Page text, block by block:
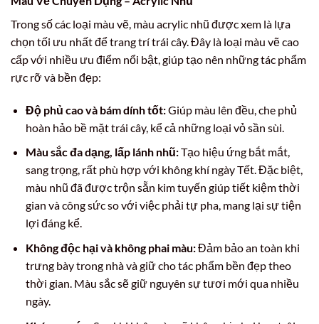
Trong số các loại màu vẽ, màu acrylic nhũ được xem là lựa
chọn tối ưu nhất để trang trí trái cây. Đây là loại màu vẽ cao
cấp với nhiều ưu điểm nổi bật, giúp tạo nên những tác phẩm
rực rỡ và bền đẹp:
Độ phủ cao và bám dính tốt:Giúp màu lên đều, che phủ
hoàn hảo bề mặt trái cây, kể cả những loại vỏ sần sùi.
Màu sắc đa dạng, lấp lánh nhũ:Tạo hiệu ứng bắt mắt,
sang trọng, rất phù hợp với không khí ngày Tết. Đặc biệt,
màu nhũ đã được trộn sẵn kim tuyến giúp tiết kiệm thời
gian và công sức so với việc phải tự pha, mang lại sự tiện
lợi đáng kể.
Không độc hại và không phai màu:Đảm bảo an toàn khi
trưng bày trong nhà và giữ cho tác phẩm bền đẹp theo
thời gian. Màu sắc sẽ giữ nguyên sự tươi mới qua nhiều
ngày.